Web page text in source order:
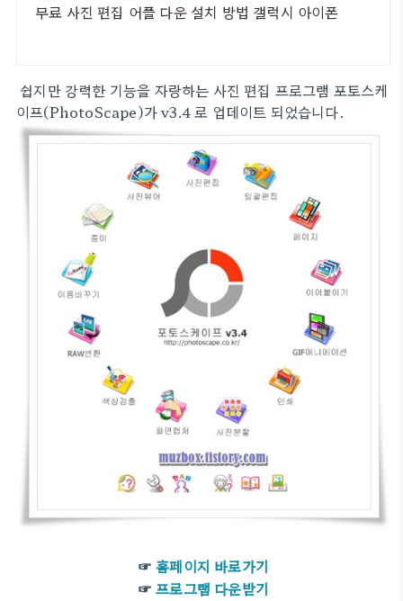
무료 사진 편집 어플 다운 설치 방법 갤럭시 아이폰
쉽지만 강력한 기능을 자랑하는 사진 편집 프로그램 포토스케
이프(PhotoScape)가 v3.4 로 업데이트 되었습니다.
☞홈페이지 바로가기
☞프로그램 다운받기